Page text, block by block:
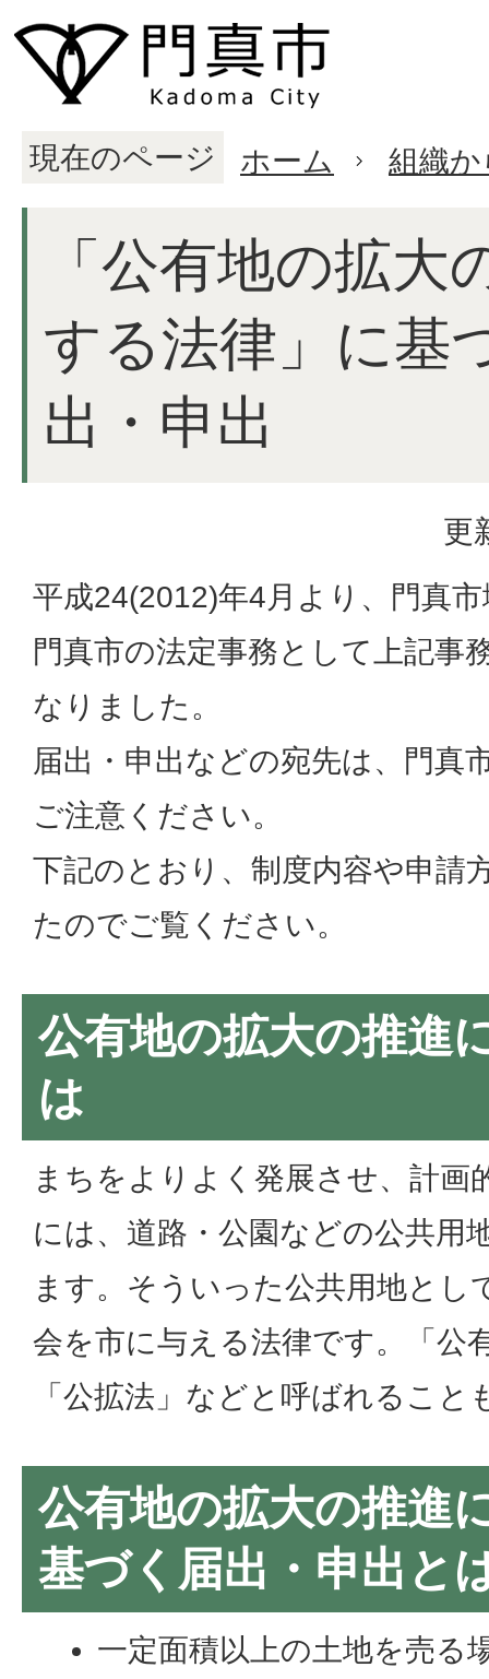
現在のページ ホーム 組織
「公有地の拡大
する法律」に基
出・申出
更
平成24(2012)年4月より、門真
門真市の法定事務として上記事
なりました。
届出・申出などの宛先は、門真
ご注意ください。
下記のとおり、制度内容や申請
たのでご覧ください。
公有地の拡大の推進
は
まちをよりよく発展させ、計画
には、道路・公園などの公共用
ます。そういった公共用地とし
会を市に与える法律です。「公
「公拡法」などと呼ばれること
公有地の拡大の推進
基づく届出・申出と
一定面積以上の土地を売る